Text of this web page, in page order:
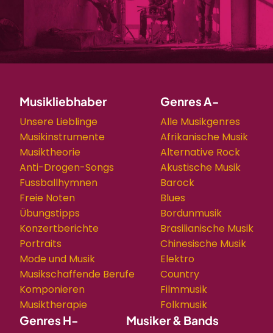
Musikliebhaber
Unsere Lieblinge
Musikinstrumente
Musiktheorie
Anti-Drogen-Songs
Fussballhymnen
Freie Noten
Übungstipps
Konzertberichte
Portraits
Mode und Musik
Musikschaffende Berufe
Komponieren
Musiktherapie
Genres A-
Alle Musikgenres
Afrikanische Musik
Alternative Rock
Akustische Musik
Barock
Blues
Bordunmusik
Brasilianische Musik
Chinesische Musik
Elektro
Country
Filmmusik
Folkmusik
Genres H- Musiker & Bands